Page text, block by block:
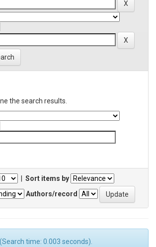
the search results.
Sort items by
Authors/record
time: 0.003 seconds).